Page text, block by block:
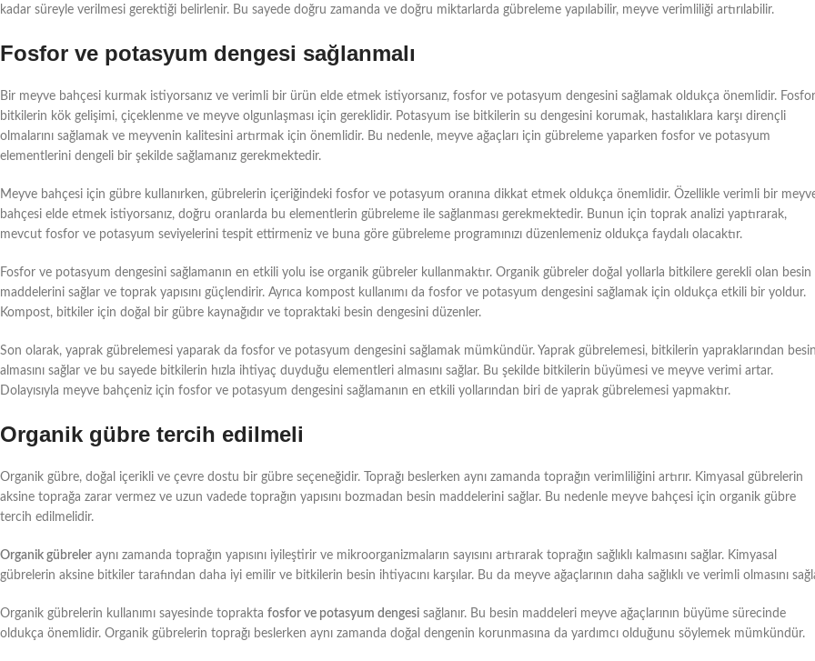
kadar süreyle verilmesi gerektiği belirlenir. Bu sayede doğru zamanda ve doğru miktarlarda gübreleme yapılabilir, meyve verimliliği artırılabilir.
Fosfor ve potasyum dengesi sağlanmalı
Bir meyve bahçesi kurmak istiyorsanız ve verimli bir ürün elde etmek istiyorsanız, fosfor ve potasyum dengesini sağlamak oldukça önemlidir. Fosfor
bitkilerin kök gelişimi, çiçeklenme ve meyve olgunlaşması için gereklidir. Potasyum ise bitkilerin su dengesini korumak, hastalıklara karşı dirençli
olmalarını sağlamak ve meyvenin kalitesini artırmak için önemlidir. Bu nedenle, meyve ağaçları için gübreleme yaparken fosfor ve potasyum
elementlerini dengeli bir şekilde sağlamanız gerekmektedir.
Meyve bahçesi için gübre kullanırken, gübrelerin içeriğindeki fosfor ve potasyum oranına dikkat etmek oldukça önemlidir. Özellikle verimli bir
bahçesi elde etmek istiyorsanız, doğru oranlarda bu elementlerin gübreleme ile sağlanması gerekmektedir. Bunun için toprak analizi yaptırarak,
mevcut fosfor ve potasyum seviyelerini tespit ettirmeniz ve buna göre gübreleme programınızı düzenlemeniz oldukça faydalı olacaktır.
Fosfor ve potasyum dengesini sağlamanın en etkili yolu ise organik gübreler kullanmaktır. Organik gübreler doğal yollarla bitkilere gerekli olan besin
maddelerini sağlar ve toprak yapısını güçlendirir. Ayrıca kompost kullanımı da fosfor ve potasyum dengesini sağlamak için oldukça etkili bir yoldur.
Kompost, bitkiler için doğal bir gübre kaynağıdır ve topraktaki besin dengesini düzenler.
Son olarak, yaprak gübrelemesi yaparak da fosfor ve potasyum dengesini sağlamak mümkündür. Yaprak gübrelemesi, bitkilerin yapraklarından besin
almasını sağlar ve bu sayede bitkilerin hızla ihtiyaç duyduğu elementleri almasını sağlar. Bu şekilde bitkilerin büyümesi ve meyve verimi artar.
Dolayısıyla meyve bahçeniz için fosfor ve potasyum dengesini sağlamanın en etkili yollarından biri de yaprak gübrelemesi yapmaktır.
Organik gübre tercih edilmeli
Organik gübre, doğal içerikli ve çevre dostu bir gübre seçeneğidir. Toprağı beslerken aynı zamanda toprağın verimliliğini artırır. Kimyasal gübrelerin
aksine toprağa zarar vermez ve uzun vadede toprağın yapısını bozmadan besin maddelerini sağlar. Bu nedenle meyve bahçesi için organik gübre
tercih edilmelidir.
Organik gübreler aynı zamanda toprağın yapısını iyileştirir ve mikroorganizmaların sayısını artırarak toprağın sağlıklı kalmasını sağlar. Kimyasal
gübrelerin aksine bitkiler tarafından daha iyi emilir ve bitkilerin besin ihtiyacını karşılar. Bu da meyve ağaçlarının daha sağlıklı ve verimli olmasını
Organik gübrelerin kullanımı sayesinde toprakta fosfor ve potasyum dengesi sağlanır. Bu besin maddeleri meyve ağaçlarının büyüme sürecinde
oldukça önemlidir. Organik gübrelerin toprağı beslerken aynı zamanda doğal dengenin korunmasına da yardımcı olduğunu söylemek mümkündür.